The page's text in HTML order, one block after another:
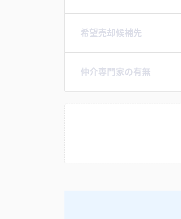
希望売却候補先
仲介専門家の有無